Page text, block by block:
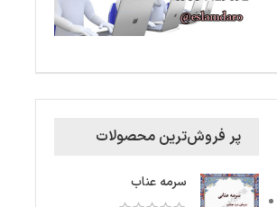
پر فروش‌ترین محصولات
سرمه عناب